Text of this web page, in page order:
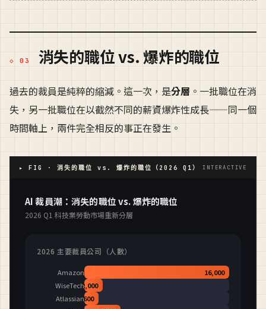
消失的職位 vs. 爆炸的職位
過去的裁員是純粹的縮減。這一次，是分層 。一批職位在消
失，另一批職位在以截然不同的薪資爆炸性成長——同一個
時間軸上，兩件完全相反的事正在發生。
▸ FIG · 消失的職位 vs. 爆炸的職位（2026 Q1） INTERACTIVE